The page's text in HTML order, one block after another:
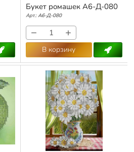
Букет ромашек А6-Д-080
Арт.: А6-Д-080
− +
В корзину